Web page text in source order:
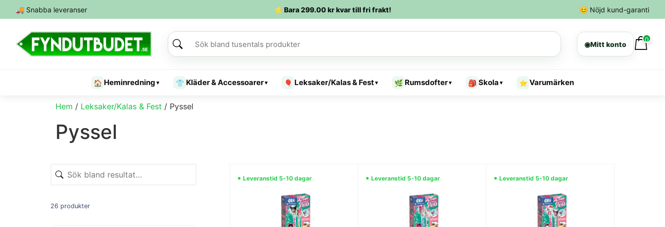
🚚 Snabba leveranser ⭐ Bara299.00krkvar till fri frakt! 😊 Nöjd kund-garanti
◉Mitt konto
0
🏠 Heminredning ▾ 👕 Kläder & Accessoarer▾ 🎈 Leksaker/Kalas & Fest▾ 🌿 Rumsdofter▾ 🎒 Skola ▾ ⭐ Varumärken
Hem / Leksaker/Kalas & Fest / Pyssel
Pyssel
26 produkter
Leveranstid 5-10 dagar Leveranstid 5-10 dagar Leveranstid 5-10 dagar